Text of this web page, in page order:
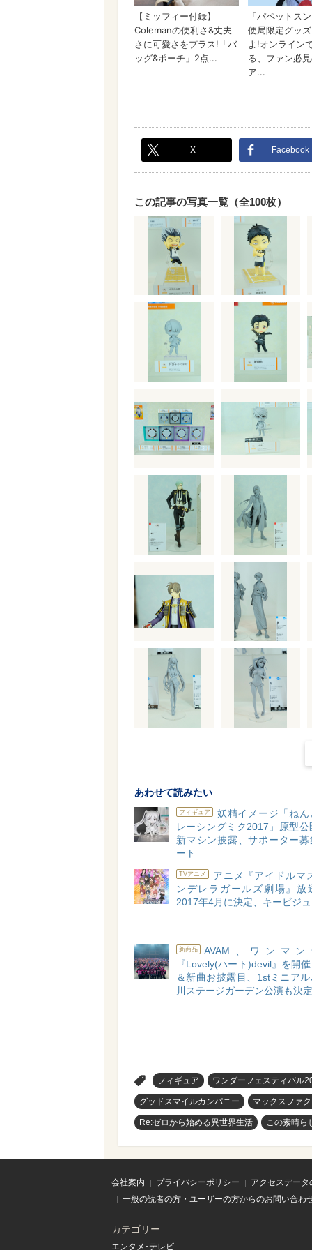
X Facebook
この記事の写真一覧（全100枚）
あわせて読みたい
フィギュア
妖精イメージ「ねん
レーシングミク2017」原型公
新マシン披露、サポーター
ート
TVアニメ
アニメ『アイドルマ
ンデレラガールズ劇場』放
2017年4月に決定、キービジ
新商品
AVAM、ワンマ
『Lovely(ハート)devil』を開
＆新曲お披露目、1stミニア
川ステージガーデン公演も決定
フィギュア ワンダーフェスティバル
グッドスマイルカンパニー マックスファ
Re:ゼロから始める異世界生活 この素晴ら
会社案内 プライバシーポリシー
アクセスデー
一般の読者の方・ユーザーの方からのお問い合わ
カテゴリー
エンタメ･テレビ